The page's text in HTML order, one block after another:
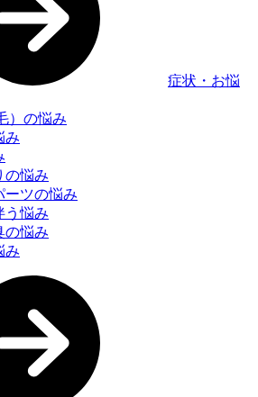
症状・お悩
）の悩み
み
の悩み
ーツの悩み
う悩み
の悩み
み